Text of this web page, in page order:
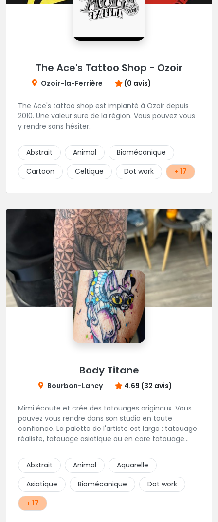
The Ace's Tattoo Shop - Ozoir
Ozoir-la-Ferrière (0 avis)
The Ace's tattoo shop est implanté à Ozoir depuis
2010. Une valeur sure de la région. Vous pouvez vous
y rendre sans hésiter.
Abstrait Animal
Biomécanique
Cartoon
Celtique Dot work + 17
Body Titane
Bourbon-Lancy 4.69 (32 avis)
Mimi écoute et crée des tatouages originaux. Vous
pouvez vous rendre dans son studio en toute
confiance. La palette de l'artiste est large : tatouage
réaliste, tatouage asiatique ou en core tatouage
construire un projet qui vous ressemble.
Abstrait Animal
Aquarelle
Asiatique
Biomécanique
Dot work
+ 17